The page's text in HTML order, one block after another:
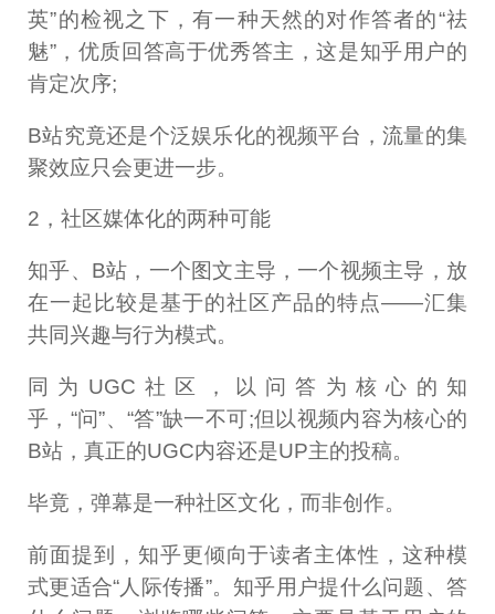
英”的检视之下，有一种天然的对作答者的“祛
魅”，优质回答高于优秀答主，这是知乎用户的
肯定次序;
B站究竟还是个泛娱乐化的视频平台，流量的集
聚效应只会更进一步。
2，社区媒体化的两种可能
知乎、B站，一个图文主导，一个视频主导，放
在一起比较是基于的社区产品的特点——汇集
共同兴趣与行为模式。
同为UGC社区，以问答为核心的知
乎，“问”、“答”缺一不可;但以视频内容为核心的
B站，真正的UGC内容还是UP主的投稿。
毕竟，弹幕是一种社区文化，而非创作。
前面提到，知乎更倾向于读者主体性，这种模
式更适合“人际传播”。知乎用户提什么问题、答